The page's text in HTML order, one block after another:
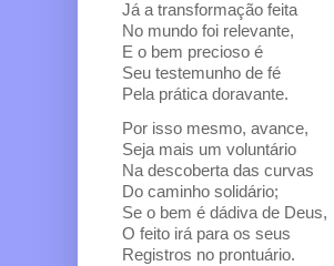
Já a transformação feita
No mundo foi relevante,
E o bem precioso é
Seu testemunho de fé
Pela prática doravante.
Por isso mesmo, avance,
Seja mais um voluntário
Na descoberta das curvas
Do caminho solidário;
Se o bem é dádiva de Deus,
O feito irá para os seus
Registros no prontuário.